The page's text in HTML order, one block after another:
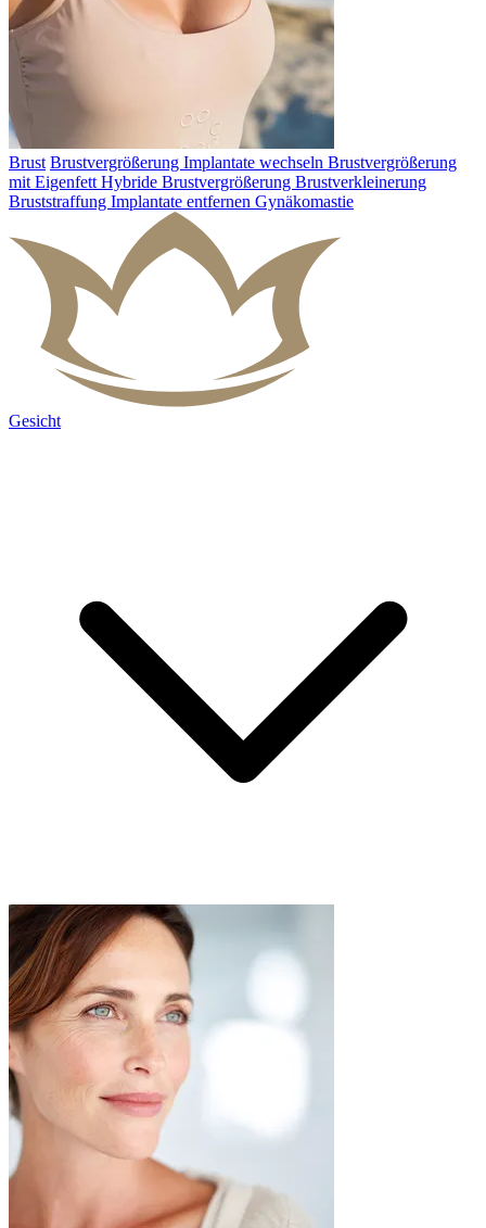
Brust Brustvergrößerung Implantate wechseln Brustvergrößerung
mit Eigenfett Hybride Brustvergrößerung Brustverkleinerung
Bruststraffung Implantate entfernen Gynäkomastie
Gesicht